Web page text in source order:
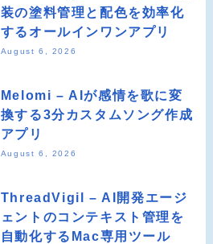
装の塗料管理と配色を効率化
するオールインワンアプリ
August 6, 2026
Melomi – AIが感情を歌に変
換する3分カスタムソング作成
アプリ
August 6, 2026
ThreadVigil – AI開発エージ
ェントのコンテキスト管理を
自動化するMac専用ツール